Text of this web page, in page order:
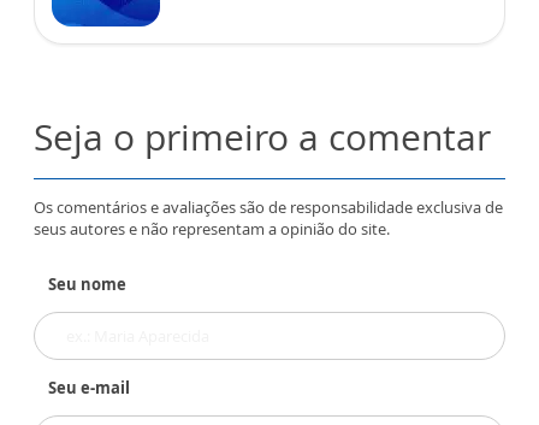
Seja o primeiro a comentar
Os comentários e avaliações são de responsabilidade exclusiva de
seus autores e não representam a opinião do site.
Seu nome
Seu e-mail